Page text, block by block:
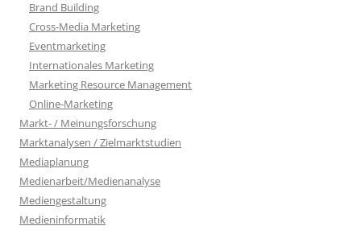
Brand Building
Cross-Media Marketing
Eventmarketing
Internationales Marketing
Marketing Resource Management
Online-Marketing
Markt- / Meinungsforschung
Marktanalysen / Zielmarktstudien
Mediaplanung
Medienarbeit/Medienanalyse
Mediengestaltung
Medieninformatik